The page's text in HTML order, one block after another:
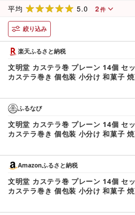
フト 贈り物 プレゼント 兵庫 兵庫県
平均 5.0 2件
絞り込み
楽天ふるさと納税
文明堂 カステラ巻 プレーン 14個 セ
カステラ巻き 個包装 小分け 和菓子
子 おやつ デザート スイーツ 文明堂
レゼント 兵庫 兵庫県 稲美町
ふるなび
文明堂 カステラ巻 プレーン 14個 セ
カステラ巻き 個包装 小分け 和菓子
子 おやつ デザート スイーツ 文明堂
レゼント 兵庫 兵庫県 稲美町
Amazonふるさと納税
文明堂 カステラ巻 プレーン 14個 セ
カステラ巻き 個包装 小分け 和菓子
子 おやつ デザート スイーツ 文明堂
レゼント 兵庫 兵庫県 稲美町